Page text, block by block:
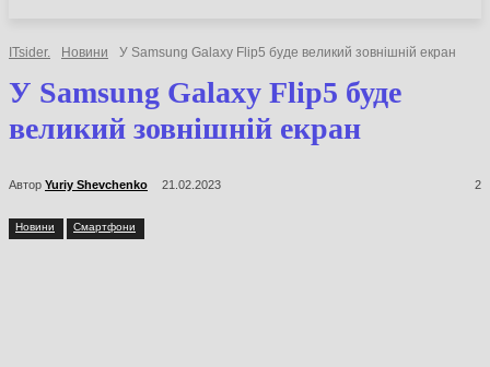
ITsider. Новини У Samsung Galaxy Flip5 буде великий зовнішній екран
У Samsung Galaxy Flip5 буде
великий зовнішній екран
Автор Yuriy Shevchenko 21.02.2023 2
Новини Смартфони